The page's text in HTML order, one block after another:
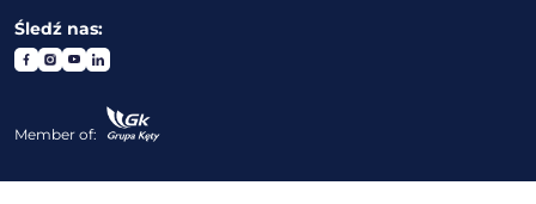
Śledź nas:
Member of: